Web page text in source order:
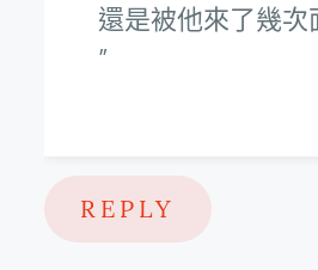
還是被他來了幾
REPLY